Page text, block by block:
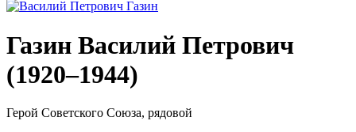
Газин Василий Петрович
(1920–1944)
Герой Советского Союза, рядовой